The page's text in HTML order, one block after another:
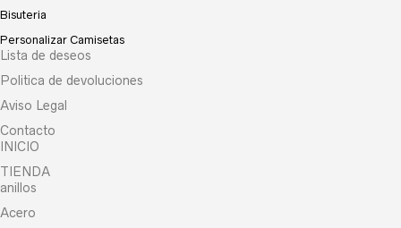
Bisuteria
Personalizar Camisetas
Lista de deseos
Politica de devoluciones
Aviso Legal
Contacto
INICIO
TIENDA
anillos
Acero